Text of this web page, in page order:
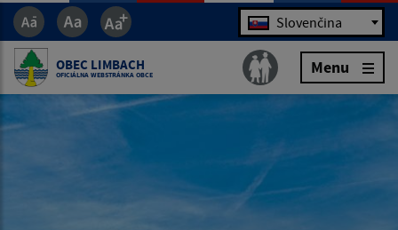
Jazyk Slovenčina
OBEC LIMBACH
OFICIÁLNA WEBSTRÁNKA OBCE Menu